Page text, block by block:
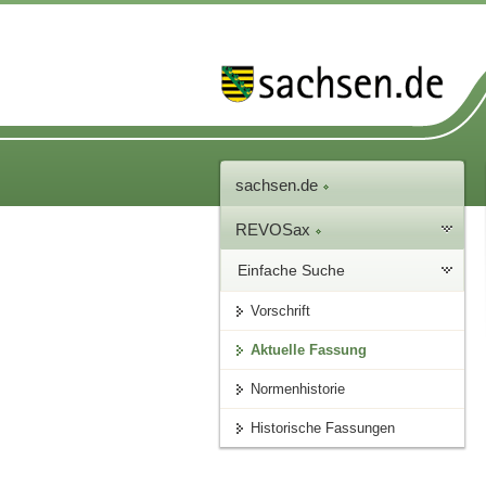
sachsen.de
REVOSax
Einfache Suche
Vorschrift
Aktuelle Fassung
Normenhistorie
Historische Fassungen